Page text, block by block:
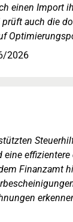
einen Import
auch die
2026
eine effizientere
Finanzamt